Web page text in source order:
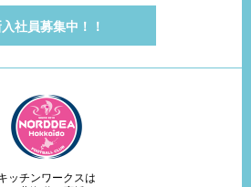
社員募集中！！
ッチンワークスは